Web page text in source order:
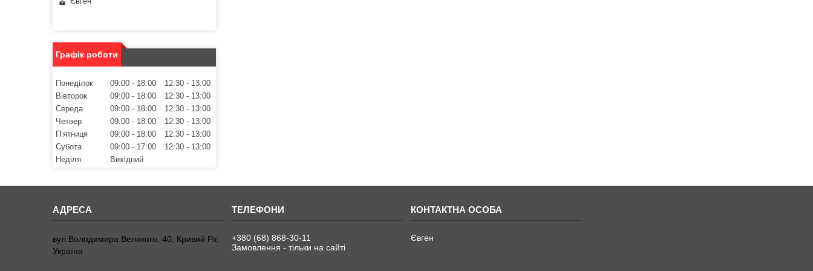
Графік роботи
Понеділок 09:00 18:00 12:30
13:00
Вівторок
09:00 18:00 12:30
13:00
Середа
09:00 18:00 12:30
13:00
Четвер
09:00 18:00 12:30
13:00
Пʼятниця
09:00 18:00 12:30
13:00
Субота
09:00 17:00 12:30
13:00
Неділя
Вихідний
вул.Володимира Великого, 40, Кривий Ріг,
Україна
+380 (68) 868-30-11
Замовлення - тільки на сайті
Євген